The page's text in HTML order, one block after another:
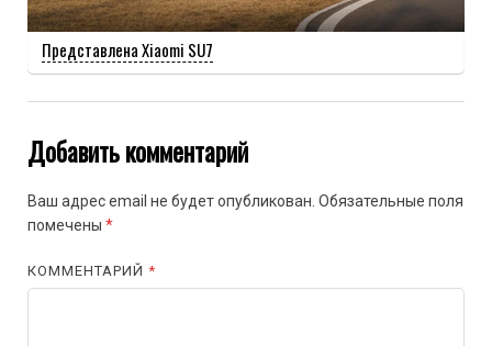
Представлена Xiaomi SU7
Добавить комментарий
Ваш адрес email не будет опубликован. Обязательные поля
помечены *
КОММЕНТАРИЙ*